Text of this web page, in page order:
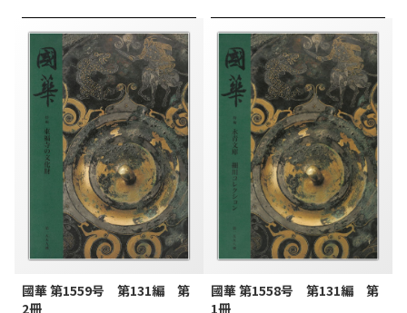
國華 第1559号 第131編 第
2冊
國華 第1558号 第131編 第
1冊